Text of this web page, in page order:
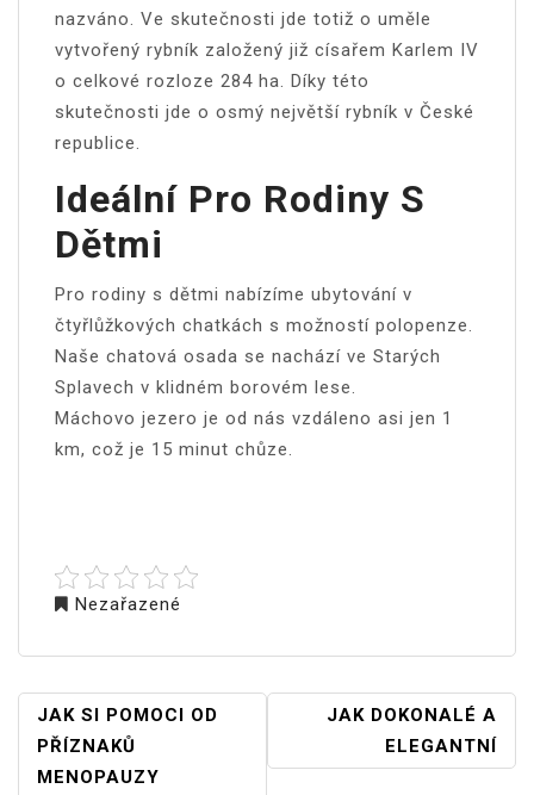
nazváno. Ve skutečnosti jde totiž o uměle
vytvořený rybník založený již císařem Karlem IV
o celkové rozloze 284 ha. Díky této
skutečnosti jde o osmý největší rybník v České
republice.
Ideální Pro Rodiny S
Dětmi
Pro rodiny s dětmi nabízíme ubytování v
čtyřlůžkových chatkách s možností polopenze.
Naše chatová osada se nachází ve Starých
Splavech v klidném borovém lese.
Máchovo jezero je od nás vzdáleno asi jen 1
km, což je 15 minut chůze.
Nezařazené
NAVIGACE
PRO
PŘÍSPĚVEK
JAK SI POMOCI OD
PŘÍZNAKŮ
MENOPAUZY
JAK DOKONALÉ A
ELEGANTNÍ